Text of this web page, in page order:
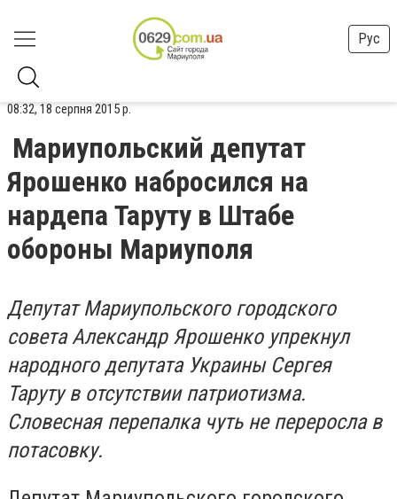
Рус
08:32, 18 серпня 2015 р.
Мариупольский депутат
Ярошенко набросился на
нардепа Таруту в Штабе
обороны Мариуполя
Депутат Мариупольского городского
совета Александр Ярошенко упрекнул
народного депутата Украины Сергея
Таруту в отсутствии патриотизма.
Словесная перепалка чуть не переросла в
потасовку.